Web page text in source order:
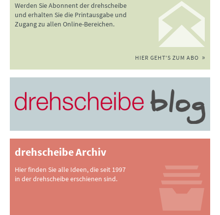
Werden Sie Abonnent der drehscheibe
und erhalten Sie die Printausgabe und
Zugang zu allen Online-Bereichen.
HIER GEHT'S ZUM ABO
drehscheibe Archiv
Hier finden Sie alle Ideen, die seit 1997
in der drehscheibe erschienen sind.